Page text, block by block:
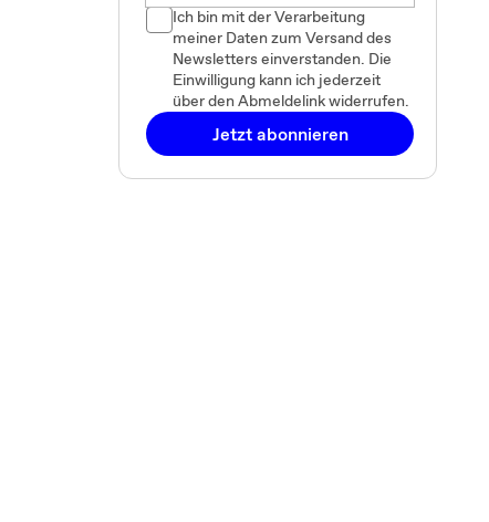
Ich bin mit der Verarbeitung
meiner Daten zum Versand des
Newsletters einverstanden. Die
Einwilligung kann ich jederzeit
über den Abmeldelink widerrufen.
Jetzt abonnieren